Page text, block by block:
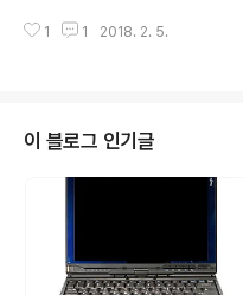
싫어지는 그런 곳?? 여튼 서론은 이만
으라고...;;; 깔끔하게 난 너네 회사 직
라 했다... 뭐 직원 이름 내가 어찌아냐
도 안시켰더만!!!! 여담이지만... 지난
이 비싸면 1:1 문의를 해보라고 해
원 (VAT ..
1 1 2018. 2. 5.
이 블로그 인기글